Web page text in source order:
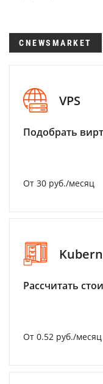
CNEWSMARKET
VPS
Подобрать
От 30 руб./месяц
Рассчитать
От 0.52 руб./месяц